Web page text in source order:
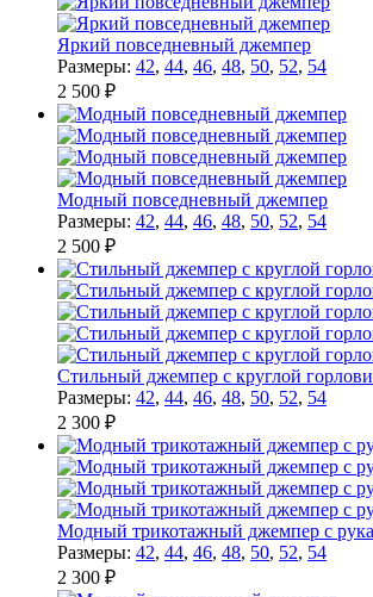
Яркий повседневный джемпер
Размеры: 42, 44, 46, 48, 50, 52, 54
2 500 ₽
Модный повседневный джемпер
Размеры: 42, 44, 46, 48, 50, 52, 54
2 500 ₽
Стильный джемпер с круглой
Размеры: 42, 44, 46, 48, 50, 52, 54
2 300 ₽
Модный трикотажный джемпер с
Размеры: 42, 44, 46, 48, 50, 52, 54
2 300 ₽